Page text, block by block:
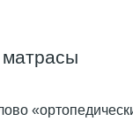
матрасы